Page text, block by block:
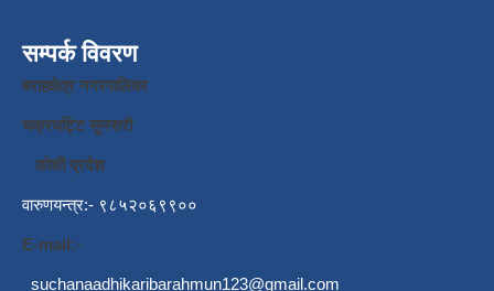
सम्पर्क विवरण
बराहक्षेत्र नगरपालिका
चक्रघट्टि सुनसरी
कोशी प्रदेश
वारुणयन्त्र:- ९८५२०६९९००
E-mail:-
suchanaadhikaribarahmun123@gmail.com